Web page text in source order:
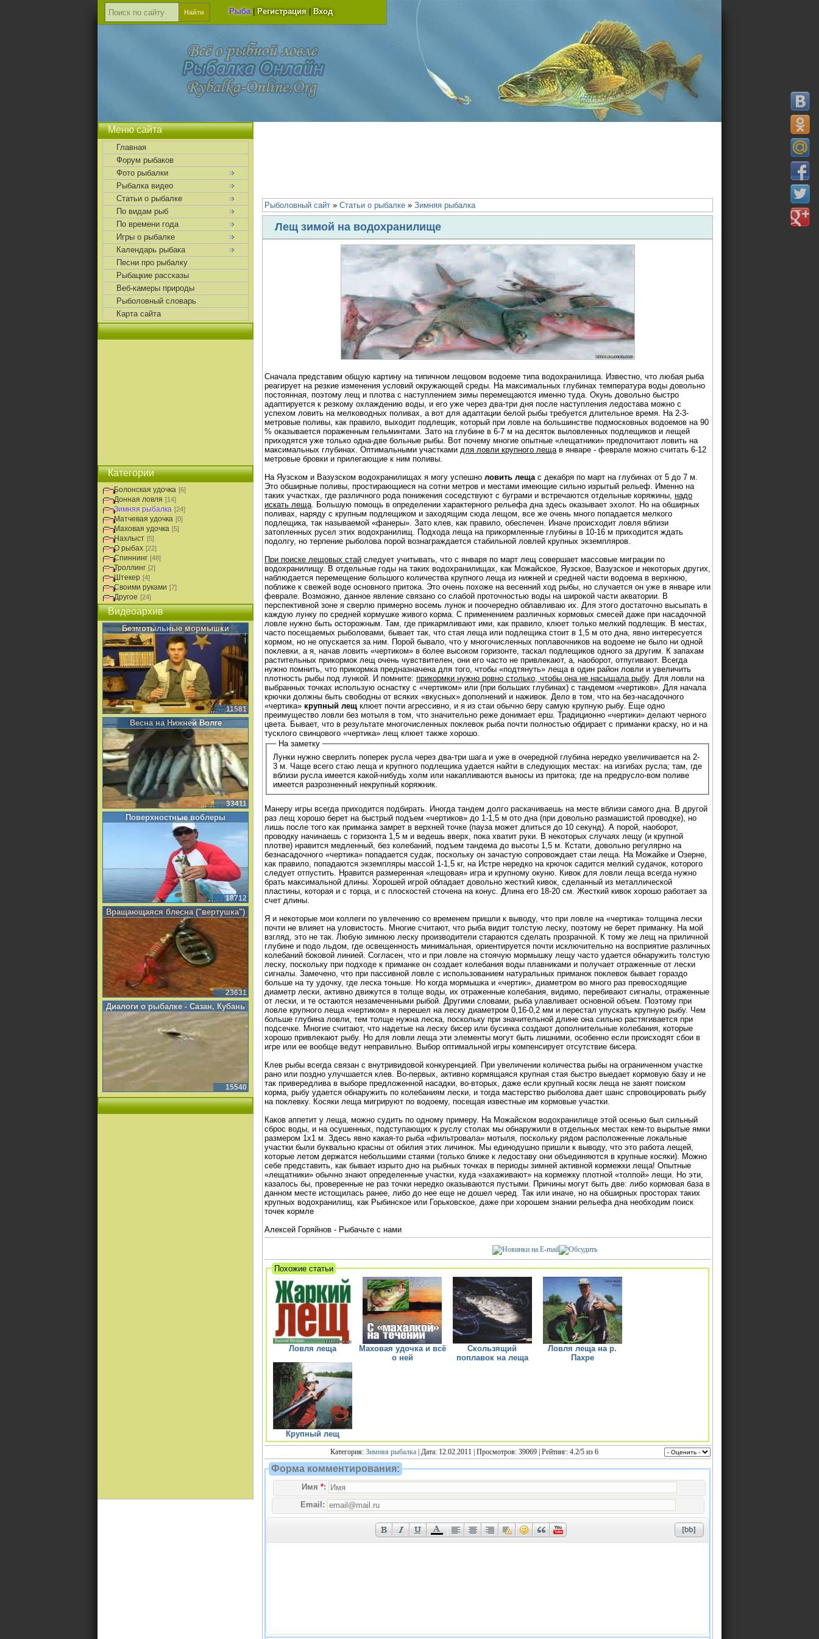
Рыба| Регистрация Вход
Рыболовный сайт » Статьи о рыбалке » Зимняя рыбалка
Лещ зимой на водохранилище
Сначала представим общую картину на типичном лещовом водоеме типа водохранилища. Известно, что любая рыба
реагирует на резкие изменения условий окружающей среды. На максимальных глубинах температура воды довольно
постоянная, поэтому лещ и плотва с наступлением зимы перемещаются именно туда. Окунь довольно быстро
адаптируется к резкому охлаждению воды, и его уже через два-три дня после наступления ледостава можно с
успехом ловить на мелководных поливах, а вот для адаптации белой рыбы требуется длительное время. На 2-3-
метровые поливы, как правило, выходит подлещик, который при ловле на большинстве подмосковных водоемов на 90
% оказывается пораженным гельминтами. Зато на глубине в 6-7 м на десяток выловленных подлещиков и лещей
приходятся уже только одна-две больные рыбы. Вот почему многие опытные «лещатники» предпочитают ловить на
максимальных глубинах. Оптимальными участками для ловли крупного лещав январе - феврале можно считать 6-12
метровые бровки и прилегающие к ним поливы.
На Яузском и Вазузском водохранилищах я могу успешно ловить лещас декабря по март на глубинах от 5 до 7 м.
Это обширные поливы, простирающиеся на сотни метров и местами имеющие сильно изрытый рельеф. Именно на
таких участках, где различного рода понижения соседствуют с буграми и встречаются отдельные коряжины, надо
искать леща. Большую помощь в определении характерного рельефа дна здесь оказывает эхолот. Но на обширных
поливах, наряду с крупным подлещиком и заходящим сюда лещом, все же очень много попадается мелкого
подлещика, так называемой «фанеры». Зато клев, как правило, обеспечен. Иначе происходит ловля вблизи
затопленных русел этих водохранилищ. Подхода леща на прикормленные глубины в 10-16 м приходится ждать
подолгу, но терпение рыболова порой вознаграждается стабильной ловлей крупных экземпляров.
При поиске лещовых стай следует учитывать, что с января по март лещ совершает массовые миграции по
водохранилищу. В отдельные годы на таких водохранилищах, как Можайское, Яузское, Вазузское и некоторых других,
наблюдается перемещение большого количества крупного леща из нижней и средней части водоема в верхнюю,
поближе к свежей воде основного притока. Это очень похоже на весенний ход рыбы, но случается он уже в январе или
феврале. Возможно, данное явление связано со слабой проточностью воды на широкой части акватории. В
перспективной зоне я сверлю примерно восемь лунок и поочередно облавливаю их. Для этого достаточно высыпать в
каждую лунку по средней кормушке живого корма. С применением различных кормовых смесей даже при насадочной
ловле нужно быть осторожным. Там, где прикармливают ими, как правило, клюет только мелкий подлещик. В местах,
часто посещаемых рыболовами, бывает так, что стая леща или подлещика стоит в 1,5 м ото дна, явно интересуется
кормом, но не опускается за ним. Порой бывало, что у многочисленных поплавочников на водоеме не было ни одной
поклевки, а я, начав ловить «чертиком» в более высоком горизонте, таскал подлещиков одного за другим. К запахам
растительных прикормок лещ очень чувствителен, они его часто не привлекают, а, наоборот, отпугивают. Всегда
нужно помнить, что прикормка предназначена для того, чтобы «подтянуть» леща в один район ловли и увеличить
плотность рыбы под лункой. И помните: прикормки нужно ровно столько, чтобы она не насыщала рыбу. Для ловли на
выбранных точках использую оснастку с «чертиком» или (при больших глубинах) с тандемом «чертиков». Для начала
крючки должны быть свободны от всяких «вкусных» дополнений и наживок. Дело в том, что на без-насадочного
«чертика» крупный лещ клюет почти агрессивно, и я из стаи обычно беру самую крупную рыбу. Еще одно
преимущество ловли без мотыля в том, что значительно реже донимает ерш. Традиционно «чертики» делают черного
цвета. Бывает, что в результате многочисленных поклевок рыба почти полностью обдирает с приманки краску, но и на
тусклого свинцового «чертика» лещ клюет также хорошо.
На заметку
Лунки нужно сверлить поперек русла через два-три шага и уже в очередной глубина нередко увеличивается на 2-
3 м. Чаще всего стаю леща и крупного подлещика удается найти в следующих местах: на изгибах русла; там, где
вблизи русла имеется какой-нибудь холм или накапливаются выносы из притока; где на предрусло-вом поливе
имеется разрозненный некрупный коряжник.
Манеру игры всегда приходится подбирать. Иногда тандем долго раскачиваешь на месте вблизи самого дна. В другой
раз лещ хорошо берет на быстрый подъем «чертиков» до 1-1,5 м ото дна (при довольно размашистой проводке), но
лишь после того как приманка замрет в верхней точке (пауза может длиться до 10 секунд). А порой, наоборот,
проводку начинаешь с горизонта 1,5 м и ведешь вверх, пока хватит руки. В некоторых случаях лещу (и крупной
плотве) нравится медленный, без колебаний, подъем тандема до высоты 1,5 м. Кстати, довольно регулярно на
безнасадочного «чертика» попадается судак, поскольку он зачастую сопровождает стаи леща. На Можайке и Озерне,
как правило, попадаются экземпляры массой 1-1,5 кг, на Истре нередко на крючок садится мелкий судачок, которого
следует отпустить. Нравится размеренная «лещовая» игра и крупному окуню. Кивок для ловли леща всегда нужно
брать максимальной длины. Хорошей игрой обладает довольно жесткий кивок, сделанный из металлической
пластины, которая и с торца, и с плоскостей сточена на конус. Длина его 18-20 см. Жесткий кивок хорошо работает за
счет длины.
Я и некоторые мои коллеги по увлечению со временем пришли к выводу, что при ловле на «чертика» толщина лески
почти не влияет на уловистость. Многие считают, что рыба видит толстую леску, поэтому не берет приманку. На мой
взгляд, это не так. Любую зимнюю леску производители стараются сделать прозрачной. К тому же лещ на приличной
глубине и подо льдом, где освещенность минимальная, ориентируется почти исключительно на восприятие различных
колебаний боковой линией. Согласен, что и при ловле на стоячую мормышку лещу часто удается обнаружить толстую
леску, поскольку при подходе к приманке он создает колебания воды плавниками и получает отраженные от лески
сигналы. Замечено, что при пассивной ловле с использованием натуральных приманок поклевок бывает гораздо
больше на ту удочку, где леска тоньше. Но когда мормышка и «чертик», диаметром во много раз превосходящие
диаметр лески, активно движутся в толще воды, их отраженные колебания, видимо, перебивают сигналы, отраженные
от лески, и те остаются незамеченными рыбой. Другими словами, рыба улавливает основной объем. Поэтому при
ловле крупного леща «чертиком» я перешел на леску диаметром 0,16-0,2 мм и перестал упускать крупную рыбу. Чем
больше глубина ловли, тем толще нужна леска, поскольку при значительной длине она сильно растягивается при
подсечке. Многие считают, что надетые на леску бисер или бусинка создают дополнительные колебания, которые
хорошо привлекают рыбу. Но для ловли леща эти элементы могут быть лишними, особенно если происходят сбои в
игре или ее вообще ведут неправильно. Выбор оптимальной игры компенсирует отсутствие бисера.
Клев рыбы всегда связан с внутривидовой конкуренцией. При увеличении количества рыбы на ограниченном участке
рано или поздно улучшается клев. Во-первых, активно кормящаяся крупная стая быстро выедает кормовую базу и не
так привередлива в выборе предложенной насадки, во-вторых, даже если крупный косяк леща не занят поиском
корма, рыбу удается обнаружить по колебаниям лески, и тогда мастерство рыболова дает шанс спровоцировать рыбу
на поклевку. Косяки леща мигрируют по водоему, посещая известные им кормовые участки.
Каков аппетит у леща, можно судить по одному примеру. На Можайском водохранилище этой осенью был сильный
сброс воды, и на осушенных, подступающих к руслу столах мы обнаружили в отдельных местах кем-то вырытые ямки
размером 1x1 м. Здесь явно какая-то рыба «фильтровала» мотыля, поскольку рядом расположенные локальные
участки были буквально красны от обилия этих личинок. Мы единодушно пришли к выводу, что это работа лещей,
которые летом держатся небольшими стаями (только ближе к ледоставу они объединяются в крупные косяки). Можно
себе представить, как бывает изрыто дно на рыбных точках в периоды зимней активной кормежки леща! Опытные
«лещатники» обычно знают определенные участки, куда «захаживают» на кормежку плотной «толпой» лещи. Но эти,
казалось бы, проверенные не раз точки нередко оказываются пустыми. Причины могут быть две: либо кормовая база в
данном месте истощилась ранее, либо до нее еще не дошел черед. Так или иначе, но на обширных просторах таких
крупных водохранилищ, как Рыбинское или Горьковское, даже при хорошем знании рельефа дна необходим поиск
точек кормле
Алексей Горяйнов - Рыбачьте с нами
Похожие статьи
Ловля леща
Маховая удочка и всё
о ней
Скользящий
поплавок на леща
Ловля леща на р.
Пахре
Крупный лещ
Категория: Зимняя рыбалка | Дата: 12.02.2011 | Просмотров: 39069 | Рейтинг: 4.2/5 из 6
Форма комментирования:
Имя *:
Email:
Меню сайта
Главная
Форум рыбаков
Фото рыбалки
Рыбалка видео
Статьи о рыбалке
По видам рыб
По времени года
Игры о рыбалке
Календарь рыбака
Песни про рыбалку
Рыбацкие рассказы
Веб-камеры природы
Рыболовный словарь
Карта сайта
Категории
Болонская удочка [6]
Донная ловля [14]
Зимняя рыбалка [24]
Матчевая удочка [0]
Маховая удочка [5]
Нахлыст [5]
О рыбах [22]
Спиннинг [48]
Троллинг [2]
Штекер [4]
Своими руками [7]
Другое [24]
Видеоархив
Безмотыльные мормышки
11581
Весна на Нижней Волге
33411
Поверхностные воблеры
18712
Вращающаяся блесна ("вертушка")
23631
Диалоги о рыбалке - Сазан, Кубань
15540